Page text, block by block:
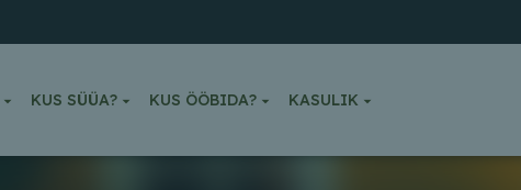
KUS SÜÜA? KUS ÖÖBIDA? KASULIK